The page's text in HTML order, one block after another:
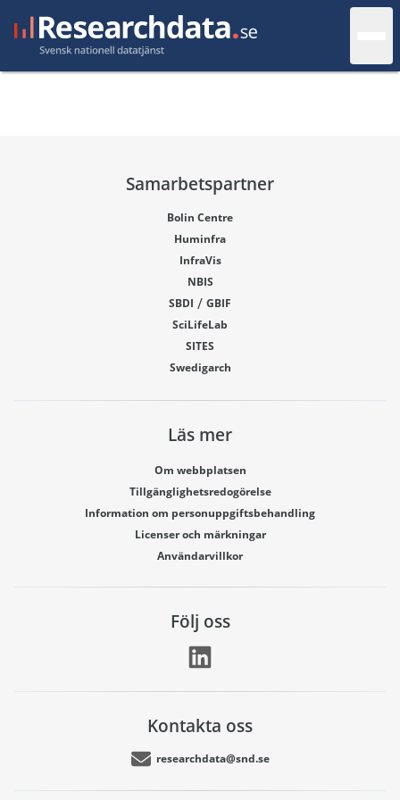
Samarbetspartner
Bolin Centre
Huminfra
InfraVis
NBIS
SBDI / GBIF
SciLifeLab
SITES
Swedigarch
Läs mer
Om webbplatsen
Tillgänglighetsredogörelse
Information om personuppgiftsbehandling
Licenser och märkningar
Användarvillkor
Följ oss
Kontakta oss
researchdata@snd.se